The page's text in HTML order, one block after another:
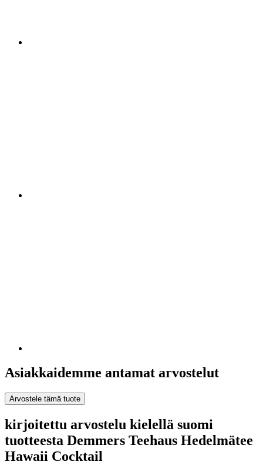
Asiakkaidemme antamat arvostelut
Arvostele tämä tuote
kirjoitettu arvostelu kielellä suomi
tuotteesta Demmers Teehaus Hedelmätee
Hawaii Cocktail